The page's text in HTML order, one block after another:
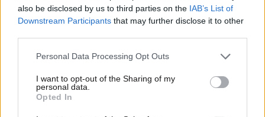
also be disclosed by us to third parties on the IAB’s List of
Downstream Participants that may further disclose it to other
Please note that this website/app uses one or more Google
not limited to your visit or usage behaviour. You may click to
grant or deny consent to Google and its third-party tags to
use your data for below specified purposes in below Google
Personal Data Processing Opt Outs
I want to opt-out of the Sharing of my
personal data.
Opted In
Έβλεπα κάτι βίντεο με γύφτους. Λέτε???
Απαντήστε